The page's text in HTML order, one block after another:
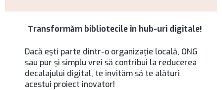
Transformăm bibliotecile în hub-uri digitale!
Dacă ești parte dintr-o organizație locală, ONG
sau pur și simplu vrei să contribui la reducerea
decalajului digital, te invităm să te alături
acestui proiect inovator!